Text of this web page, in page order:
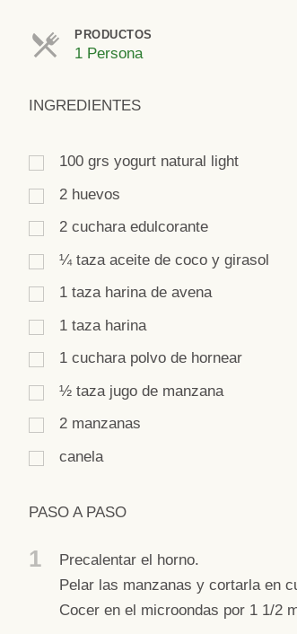
PRODUCTOS
1 Persona
INGREDIENTES
100 grs yogurt natural light
2 huevos
2 cuchara edulcorante
¼ taza aceite de coco y girasol
1 taza harina de avena
1 taza harina
1 cuchara polvo de hornear
½ taza jugo de manzana
2 manzanas
canela
PASO A PASO
1
Precalentar el horno.
Pelar las manzanas y cortarla en
Cocer en el microondas por 1 1/2